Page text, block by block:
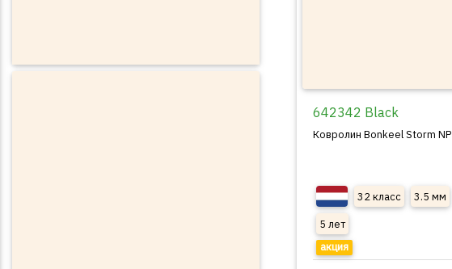
642342 Black
Ковролин Bonkeel Storm NP
32 класс
3.5 мм
5 лет
акция